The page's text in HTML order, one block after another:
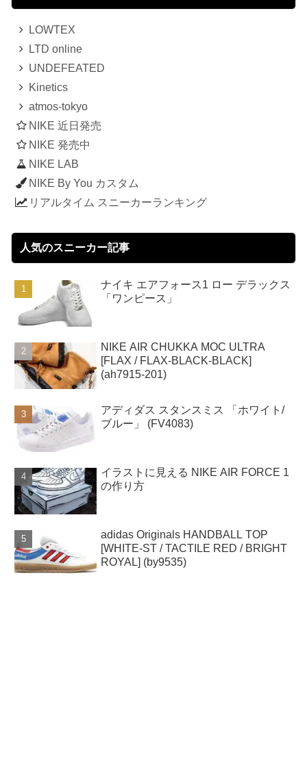
LOWTEX
LTD online
UNDEFEATED
Kinetics
atmos-tokyo
NIKE 近日発売
NIKE 発売中
NIKE LAB
NIKE By You カスタム
リアルタイム スニーカーランキング
人気のスニーカー記事
ナイキ エアフォース1 ロー デラックス
「ワンピース」
NIKE AIR CHUKKA MOC ULTRA
[FLAX / FLAX-BLACK-BLACK]
(ah7915-201)
アディダス スタンスミス 「ホワイト/
ブルー」 (FV4083)
イラストに見える NIKE AIR FORCE 1
の作り方
adidas Originals HANDBALL TOP
[WHITE-ST / TACTILE RED / BRIGHT
ROYAL] (by9535)